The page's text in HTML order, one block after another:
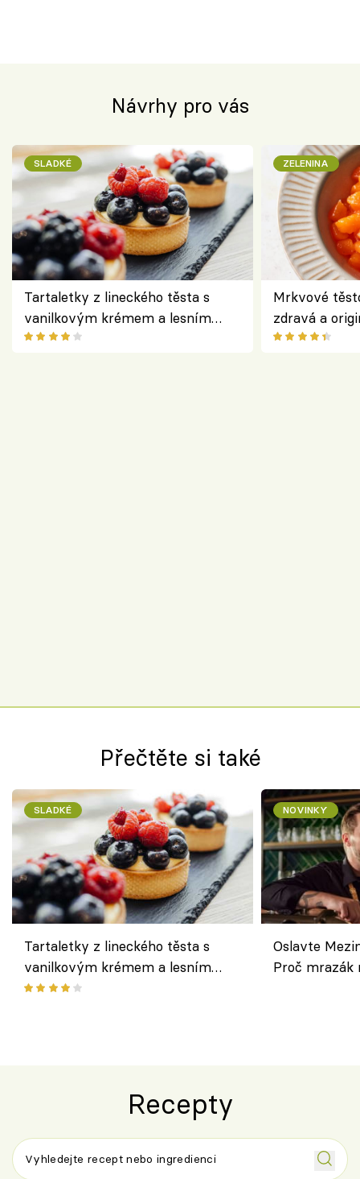
Návrhy pro vás
SLADKÉ
Tartaletky z lineckého těsta s
vanilkovým krémem a lesním
ovocem podle Bread Society
ZELENINA
Mrkvové
zdravá a
klasiky
Přečtěte si také
SLADKÉ
Tartaletky z lineckého těsta s
vanilkovým krémem a lesním
ovocem podle Bread Society
NOVINKY
Oslavte
Proč
Recepty